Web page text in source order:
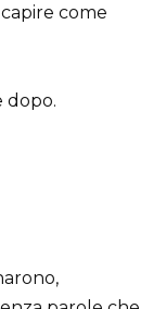
come
dopo.